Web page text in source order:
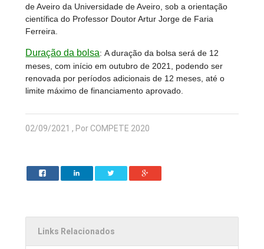
de Aveiro da Universidade de Aveiro, sob a orientação
científica do Professor Doutor Artur Jorge de Faria
Ferreira.
Duração da bolsa:A duração da bolsa será de 12
meses, com início em outubro de 2021, podendo ser
renovada por períodos adicionais de 12 meses, até o
limite máximo de financiamento aprovado.
02/09/2021 , Por COMPETE 2020
Links Relacionados